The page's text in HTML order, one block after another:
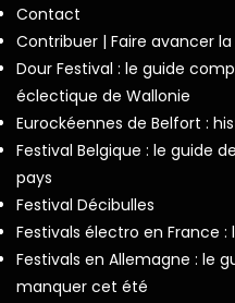
Contact
Contribuer | Faire avancer
Dour Festival : le guide
éclectique de Wallonie
Eurockéennes de Belfort :
Festival Belgique : le guide
pays
Festival Décibulles
Festivals électro en France :
Festivals en Allemagne : le
manquer cet été